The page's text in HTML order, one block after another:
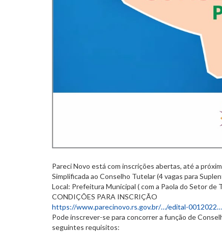
Pareci Novo está com inscrições abertas, até a
Simplificada ao Conselho Tutelar (4 vagas para
Local: Prefeitura Municipal ( com a Paola do Setor de
CONDIÇÕES PARA INSCRIÇÃO
https://www.parecinovo.rs.gov.br/…/edital-0012022…
Pode inscrever-se para concorrer a função de
seguintes requisitos: